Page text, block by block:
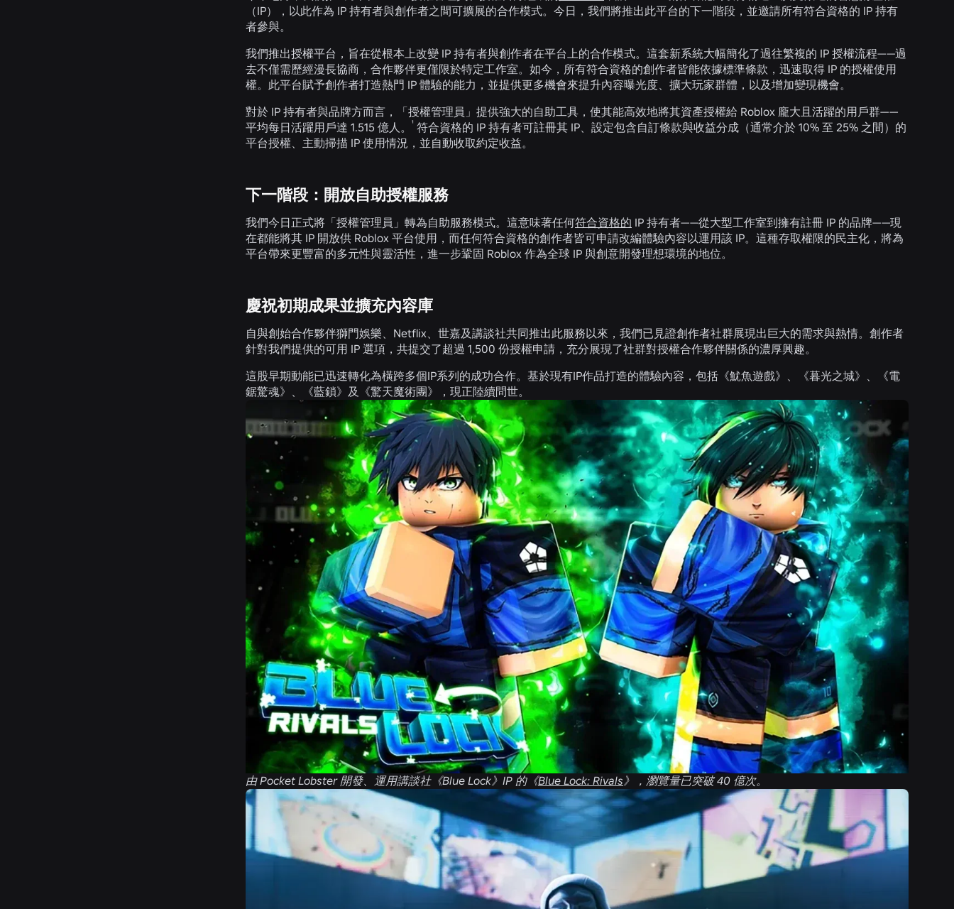
（IP），以此作為 IP 持有者與創作者之間可擴展的合作模式。今日，我們將推出此平台的下一階段，並邀請所有符合資格的 IP 持有
者參與。
我們推出授權平台，旨在從根本上改變 IP 持有者與創作者在平台上的合作模式。這套新系統大幅簡化了過往繁複的 IP 授權流程——過
去不僅需歷經漫長協商，合作夥伴更僅限於特定工作室。如今，所有符合資格的創作者皆能依據標準條款，迅速取得 IP 的授權使用
權。此平台賦予創作者打造熱門 IP 體驗的能力，並提供更多機會來提升內容曝光度、擴大玩家群體，以及增加變現機會。
對於 IP 持有者與品牌方而言，「授權管理員」提供強大的自助工具，使其能高效地將其資產授權給 Roblox 龐大且活躍的用戶群——
平均每日活躍用戶達 1.515 億人。
¹ 符合資格的 IP 持有者可註冊其 IP、設定包含自訂條款與收益分成（通常介於 10% 至 25% 之間）的
平台授權、主動掃描 IP 使用情況，並自動收取約定收益。
下一階段：開放自助授權服務
我們今日正式將「授權管理員」轉為自助服務模式。這意味著任何符合資格的 IP 持有者——從大型工作室到擁有註冊 IP 的品牌——現
在都能將其 IP 開放供 Roblox 平台使用，而任何符合資格的創作者皆可申請改編體驗內容以運用該 IP。這種存取權限的民主化，將為
平台帶來更豐富的多元性與靈活性，進一步鞏固 Roblox 作為全球 IP 與創意開發理想環境的地位。
慶祝初期成果並擴充內容庫
自與創始合作夥伴獅門娛樂、Netflix、世嘉及講談社共同推出此服務以來，我們已見證創作者社群展現出巨大的需求與熱情。創作者
針對我們提供的可用 IP 選項，共提交了超過 1,500 份授權申請，充分展現了社群對授權合作夥伴關係的濃厚興趣。
這股早期動能已迅速轉化為橫跨多個IP系列的成功合作。基於現有IP作品打造的體驗內容，包括《魷魚遊戲》、《暮光之城》、《電
鋸驚魂》、《藍鎖》及《驚天魔術團》，現正陸續問世。
由 Pocket Lobster 開發、運用講談社《Blue Lock》IP 的《Blue Lock: Rivals》，瀏覽量已突破 40 億次。